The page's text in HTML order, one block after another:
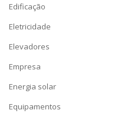
Edificação
Eletricidade
Elevadores
Empresa
Energia solar
Equipamentos